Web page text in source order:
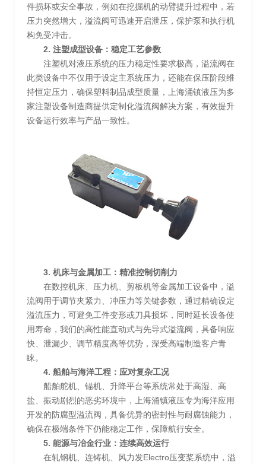
件损坏或安全事故，例如在挖掘机的动臂提升过程中，若
压力突然增大，溢流阀可迅速开启泄压，保护泵和执行机
构免受冲击。
2. 注塑成型设备：稳定工艺参数
注塑机对液压系统的压力稳定性要求极高，溢流阀在
此类设备中不仅用于设定主系统压力，还能在保压阶段维
持恒定压力，确保塑料制品成型质量，上海涌镇液压为多
家注塑设备制造商提供定制化溢流阀解决方案，有效提升
设备运行效率与产品一致性。
3. 机床与金属加工：精准控制切削力
在数控机床、压力机、剪板机等金属加工设备中，溢
流阀用于调节夹紧力、冲压力等关键参数，通过精确设定
溢流压力，可避免工件变形或刀具损坏，同时延长设备使
用寿命，我们的高性能直动式与先导式溢流阀，具备响应
快、泄漏少、调节精度高等优势，深受高端制造客户青
睐。
4. 船舶与海洋工程：应对复杂工况
船舶舵机、锚机、升降平台等系统常处于高湿、高
盐、振动剧烈的恶劣环境中，上海涌镇液压专为海洋应用
开发的防腐型溢流阀，具备优异的密封性与耐腐蚀能力，
确保在极端条件下仍能稳定工作，保障航行安全。
5. 能源与冶金行业：连续高效运行
在轧钢机、连铸机、风力发Electro压变桨系统中，溢